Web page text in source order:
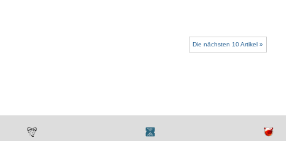
Die nächsten 10 Artikel »